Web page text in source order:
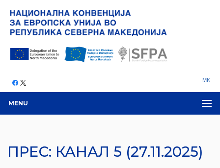
MK
MENU
ПРЕС: КАНАЛ 5 (27.11.2025)